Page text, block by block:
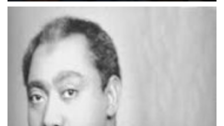
الخميس 6 أغسطس 2026 10:27 ص